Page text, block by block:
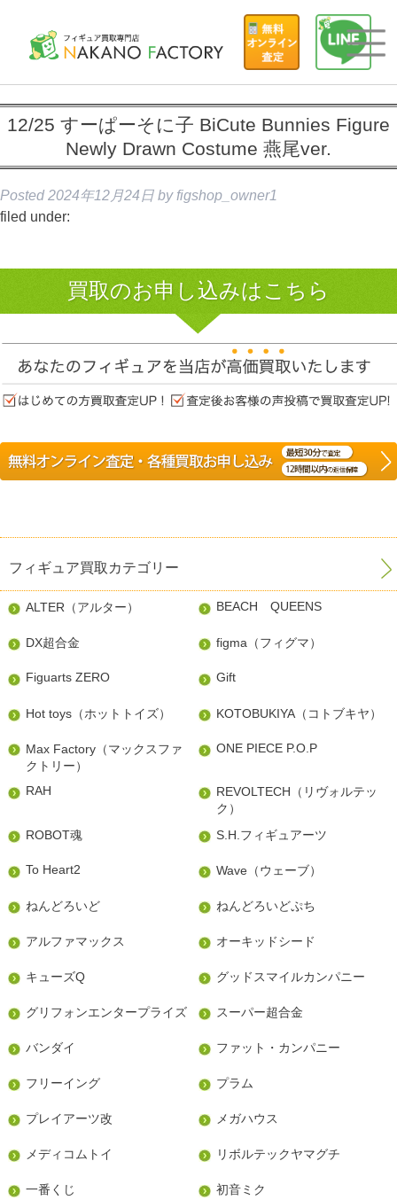
12/25 すーぱーそに子 BiCute Bunnies Figure
Newly Drawn Costume 燕尾ver.
Posted 2024年12月24日 by figshop_owner1
filed under:
買取のお申し込みはこちら
フィギュア買取カテゴリー
ALTER（アルター） BEACH QUEENS
DX超合金 figma（フィグマ）
Figuarts ZERO Gift
Hot toys（ホットトイズ） KOTOBUKIYA（コトブキヤ）
Max Factory（マックスファ
クトリー）
ONE PIECE P.O.P
RAH
REVOLTECH（リヴォルテッ
ク）
ROBOT魂
S.H.フィギュアーツ
To Heart2 Wave（ウェーブ）
ねんどろいど ねんどろいどぷち
アルファマックス オーキッドシード
キューズQ グッドスマイルカンパニー
グリフォンエンタープライズ スーパー超合金
バンダイ ファット・カンパニー
フリーイング プラム
プレイアーツ改 メガハウス
メディコムトイ リボルテックヤマグチ
一番くじ 初音ミク